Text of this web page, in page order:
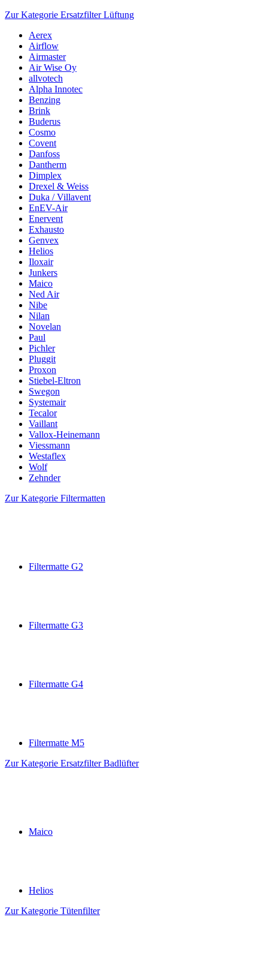
Zur Kategorie Ersatzfilter Lüftung
Aerex
Airflow
Airmaster
Air Wise Oy
allvotech
Alpha Innotec
Benzing
Brink
Buderus
Cosmo
Covent
Danfoss
Dantherm
Dimplex
Drexel & Weiss
Duka / Villavent
EnEV-Air
Enervent
Exhausto
Genvex
Helios
Iloxair
Junkers
Maico
Ned Air
Nibe
Nilan
Novelan
Paul
Pichler
Pluggit
Proxon
Stiebel-Eltron
Swegon
Systemair
Tecalor
Vaillant
Vallox-Heinemann
Viessmann
Westaflex
Wolf
Zehnder
Zur Kategorie Filtermatten
Filtermatte G2
Filtermatte G3
Filtermatte G4
Filtermatte M5
Zur Kategorie Ersatzfilter Badlüfter
Maico
Helios
Zur Kategorie Tütenfilter